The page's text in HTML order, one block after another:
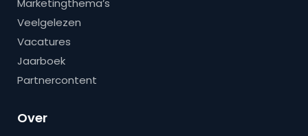
Marketingthema’s
Veelgelezen
Vacatures
Jaarboek
Partnercontent
Over